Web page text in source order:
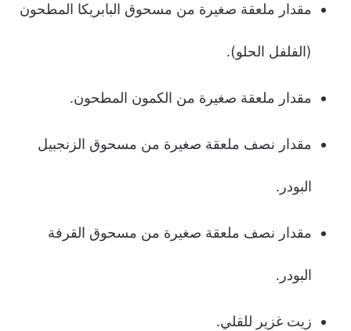
مقدار ملعقة صغيرة من مسحوق البابريكا المطحون
(الفلفل الحلو).
مقدار ملعقة صغيرة من الكمون المطحون.
مقدار نصف ملعقة صغيرة من مسحوق الزنجبيل
البودر.
مقدار نصف ملعقة صغيرة من مسحوق القرفة
البودر.
زيت غزير للقلي.